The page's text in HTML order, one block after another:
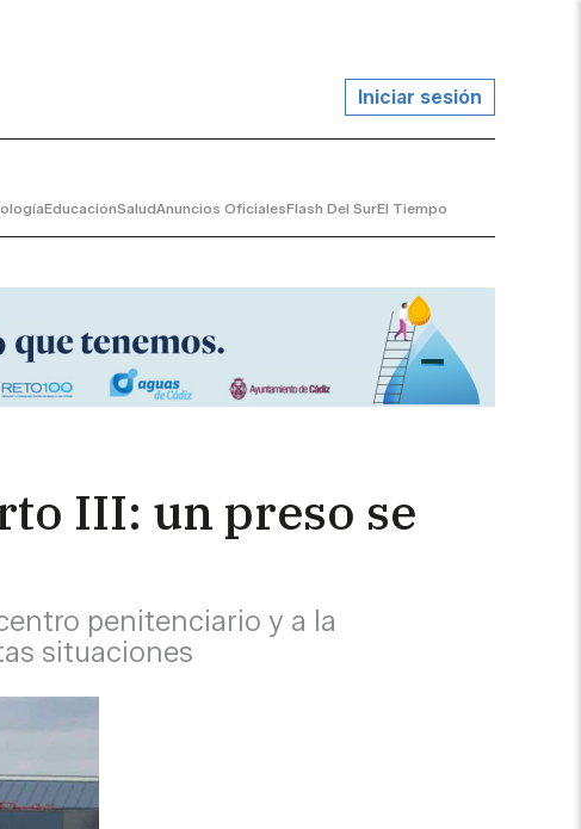
Iniciar sesión
EducaciónSaludAnuncios OficialesFlash Del SurEl Tiempo
III: un preso se
penitenciario y a la
situaciones